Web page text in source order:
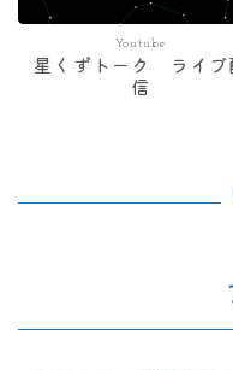
Youtube
星くずトーク ライブ
信